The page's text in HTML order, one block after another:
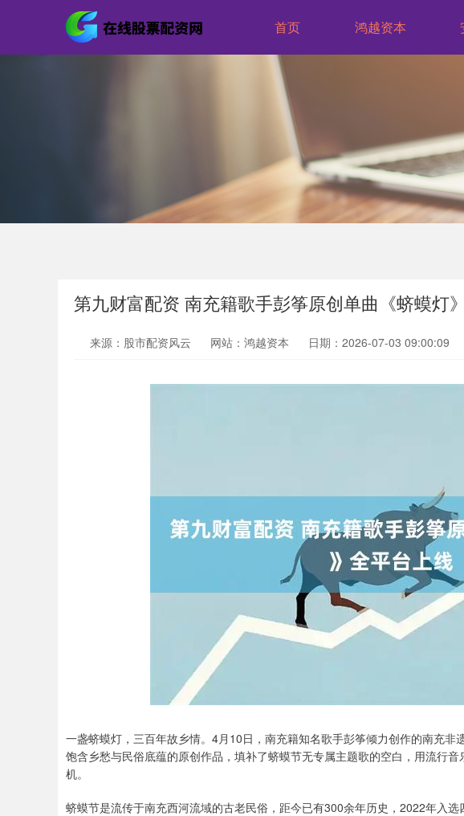
首页 鸿越资本
第九财富配资 南充籍歌手彭筝原创单曲《蛴蟆灯
来源：股市配资风云 网站：鸿越资本 日期：2026-07-03 09:00:09
一盏蛴蟆灯，三百年故乡情。4月10日，南充籍知名歌手彭筝倾力创作的南充
饱含乡愁与民俗底蕴的原创作品，填补了蛴蟆节无专属主题歌的空白，用流行
机。
蛴蟆节是流传于南充西河流域的古老民俗，距今已有300余年历史，2022年入